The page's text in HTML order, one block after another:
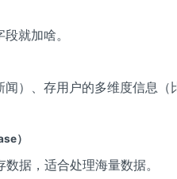
就加啥。
闻）、存用户的多维度信息（
）
据，适合处理海量数据。